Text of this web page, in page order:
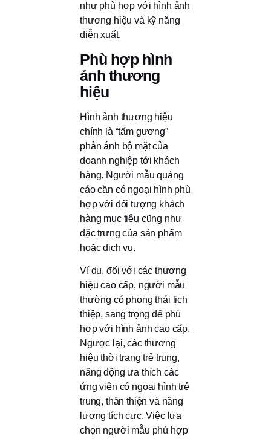
như phù hợp với hình ảnh
thương hiệu và kỹ năng
diễn xuất.
Phù hợp hình
ảnh thương
hiệu
Hình ảnh thương hiệu
chính là “tấm gương”
phản ánh bộ mặt của
doanh nghiệp tới khách
hàng. Người mẫu quảng
cáo cần có ngoại hình phù
hợp với đối tượng khách
hàng mục tiêu cũng như
đặc trưng của sản phẩm
hoặc dịch vụ.
Ví dụ, đối với các thương
hiệu cao cấp, người mẫu
thường có phong thái lịch
thiệp, sang trọng để phù
hợp với hình ảnh cao cấp.
Ngược lại, các thương
hiệu thời trang trẻ trung,
năng động ưa thích các
ứng viên có ngoại hình trẻ
trung, thân thiện và năng
lượng tích cực. Việc lựa
chọn người mẫu phù hợp